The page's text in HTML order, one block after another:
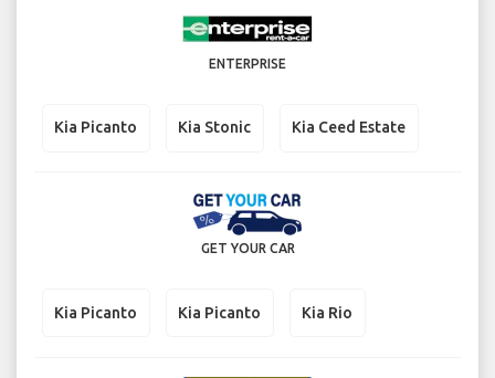
ENTERPRISE
Kia Picanto Kia Stonic Kia Ceed Estate
GET YOUR CAR
Kia Picanto Kia Picanto Kia Rio